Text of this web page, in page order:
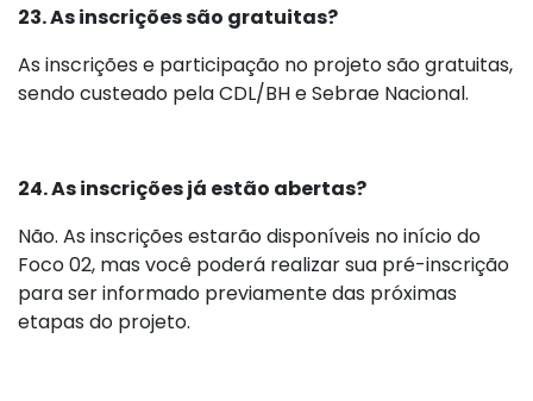
23. As inscrições são gratuitas?
As inscrições e participação no projeto são gratuitas,
sendo custeado pela CDL/BH e Sebrae Nacional.
24. As inscrições já estão abertas?
Não. As inscrições estarão disponíveis no início do
Foco 02, mas você poderá realizar sua pré-inscrição
para ser informado previamente das próximas
etapas do projeto.